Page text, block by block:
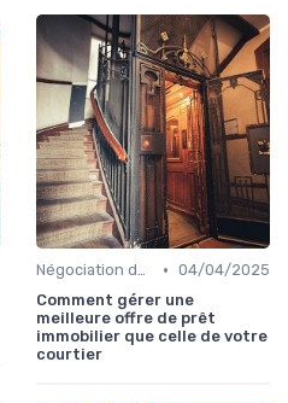
Négociation des conditions • 04/04/2025
Comment gérer une
meilleure offre de prêt
immobilier que celle de votre
courtier